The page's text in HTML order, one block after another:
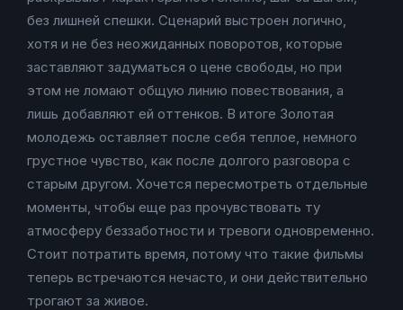
без лишней спешки. Сценарий выстроен логично,
хотя и не без неожиданных поворотов, которые
заставляют задуматься о цене свободы, но при
этом не ломают общую линию повествования, а
лишь добавляют ей оттенков. В итоге Золотая
молодежь оставляет после себя теплое, немного
грустное чувство, как после долгого разговора с
старым другом. Хочется пересмотреть отдельные
моменты, чтобы еще раз прочувствовать ту
атмосферу беззаботности и тревоги одновременно.
Стоит потратить время, потому что такие фильмы
теперь встречаются нечасто, и они действительно
трогают за живое.